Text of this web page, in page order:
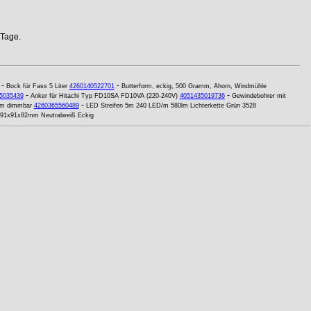
Bock für Fass 5 Liter 4260140522701- Butterform, eckig, 500 Gramm, Ahorn, Windmühle
- Anker für Hitachi Typ FD10SA FD10VA (220-240V) 4051435019736- Gewindebohrer mit
dimmbar 4260365560489- LED Streifen 5m 240 LED/m 580lm Lichterkette Grün 3528
Neutralweiß Eckig